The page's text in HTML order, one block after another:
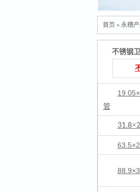
首页 » 永穗
不锈钢
管
31.8×2